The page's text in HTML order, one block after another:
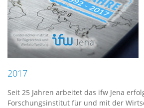
2017
Seit 25 Jahren arbeitet das ifw Jena
Forschungsinstitut für und mit der